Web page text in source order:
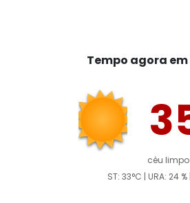
Tempo agora
céu limpo
ST: 33°C | URA: 24